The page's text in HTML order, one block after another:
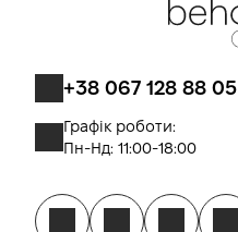
+38 067 128 88 05
Графік роботи:
Пн-Нд: 11:00-18:00